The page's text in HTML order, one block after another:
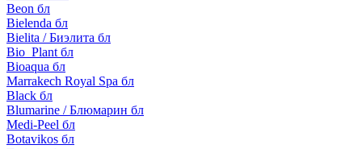
Beon бл
Bielenda бл
Bielita / Биэлита бл
Bio_Plant бл
Bioaqua бл
Marrakech Royal Spa бл
Black бл
Blumarine / Блюмарин бл
Medi-Peel бл
Botavikos бл